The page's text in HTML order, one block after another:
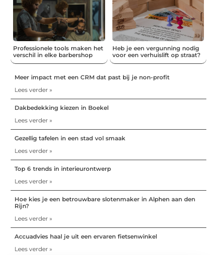
Professionele tools maken het
verschil in elke barbershop
Heb je een vergunning nodig
voor een verhuislift op straat?
Meer impact met een CRM dat past bij je non-profit
Lees verder »
Dakbedekking kiezen in Boekel
Lees verder »
Gezellig tafelen in een stad vol smaak
Lees verder »
Top 6 trends in interieurontwerp
Lees verder »
Hoe kies je een betrouwbare slotenmaker in Alphen aan den
Rijn?
Lees verder »
Accuadvies haal je uit een ervaren fietsenwinkel
Lees verder »